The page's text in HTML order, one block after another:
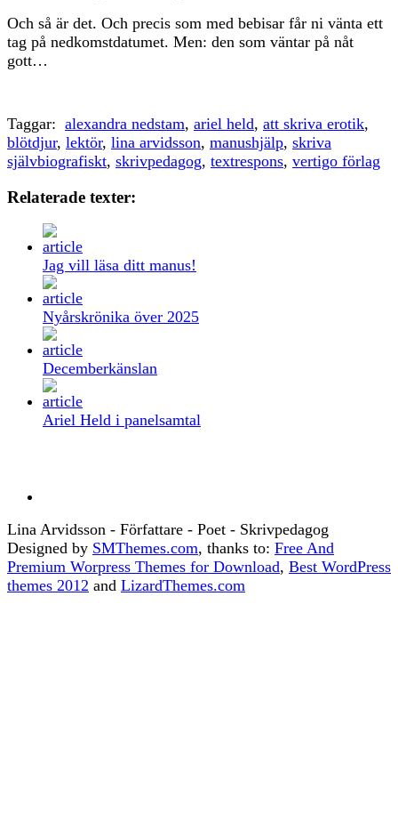
Och så är det. Och precis som med bebisar får ni vänta ett
tag på nedkomstdatumet. Men: den som väntar på nåt
gott…
Taggar: alexandra nedstam, ariel held, att skriva erotik,
blötdjur, lektör, lina arvidsson, manushjälp, skriva
självbiografiskt, skrivpedagog, textrespons, vertigo förlag
Relaterade texter:
Jag vill läsa ditt manus!
Nyårskrönika över 2025
Decemberkänslan
Ariel Held i panelsamtal
Lina Arvidsson - Författare - Poet - Skrivpedagog
Designed by SMThemes.com, thanks to: Free And
Premium Worpress Themes for Download, Best WordPress
themes 2012 and LizardThemes.com